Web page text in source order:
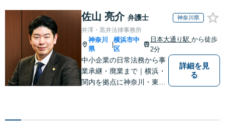
佐山 亮介 弁護士 神奈川県
井澤・黒井法律事務所
神奈川
県
|
横浜市中
区
日本大通り駅から徒歩
2分
中小企業の日常法務から事
業承継・廃業まで｜横浜・
関内を拠点に神奈川・東京
詳細を見
る